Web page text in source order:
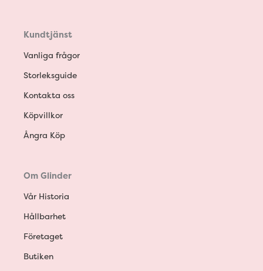
Kundtjänst
Vanliga frågor
Storleksguide
Kontakta oss
Köpvillkor
Ångra Köp
Om Glinder
Vår Historia
Hållbarhet
Företaget
Butiken